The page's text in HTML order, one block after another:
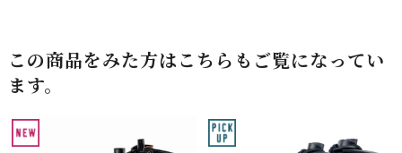
この商品をみた方はこちらもご覧になってい
ます。